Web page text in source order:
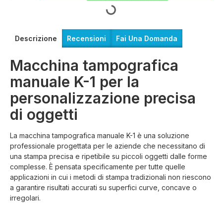
Descrizione Fai Una Domanda
Recensioni
Macchina tampografica
manuale K-1 per la
personalizzazione precisa
di oggetti
La macchina tampografica manuale K-1 è una soluzione
professionale progettata per le aziende che necessitano di
una stampa precisa e ripetibile su piccoli oggetti dalle forme
complesse. È pensata specificamente per tutte quelle
applicazioni in cui i metodi di stampa tradizionali non riescono
a garantire risultati accurati su superfici curve, concave o
irregolari.